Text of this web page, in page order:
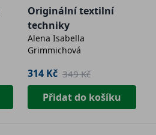
Originální textilní
techniky
Alena Isabella
Grimmichová
314 Kč 349 Kč
Přidat do košíku